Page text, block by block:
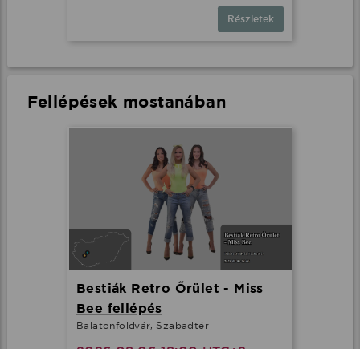
Részletek
Fellépések mostanában
Bestiák Retro Őrület - Miss
Bee fellépés
Balatonföldvár, Szabadtér